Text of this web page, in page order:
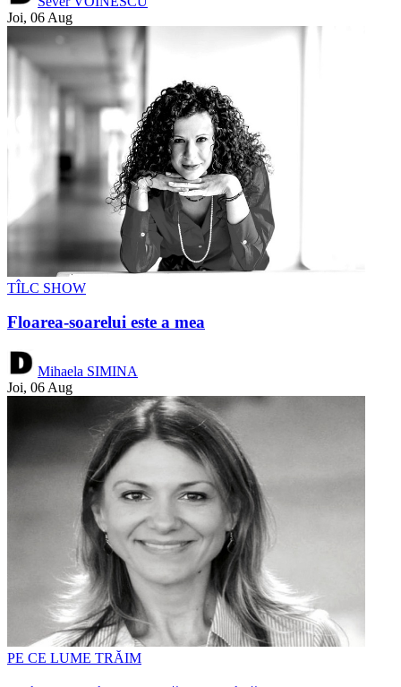
Joi, 06 Aug
TÎLC SHOW
Floarea-soarelui este a mea
Mihaela SIMINA
Joi, 06 Aug
PE CE LUME TRĂIM